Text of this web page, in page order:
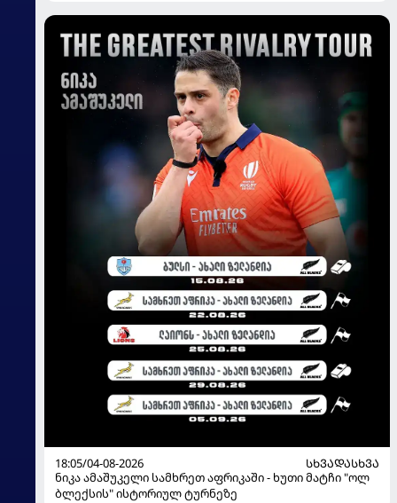
18:05/04-08-2026
ᲡᲮᲕᲐᲓᲐᲡᲮᲕᲐ
ნიკა ამაშუკელი სამხრეთ აფრიკაში - ხუთი მატჩი "ოლ
ბლექსის" ისტორიულ ტურნეზე